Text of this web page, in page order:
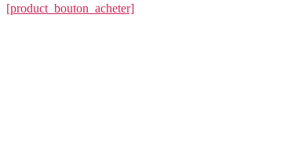
[product_bouton_acheter]